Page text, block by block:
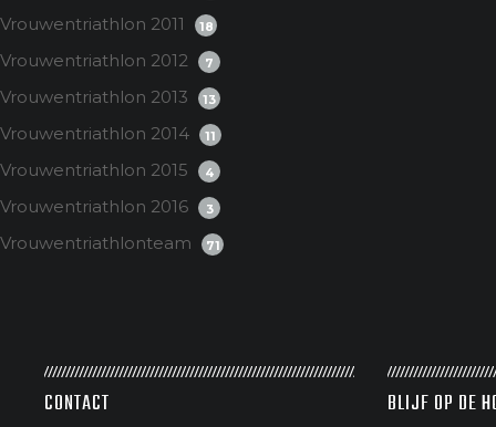
Vrouwentriathlon 2011 18
Vrouwentriathlon 2012 7
Vrouwentriathlon 2013 13
Vrouwentriathlon 2014 11
Vrouwentriathlon 2015 4
Vrouwentriathlon 2016 3
Vrouwentriathlonteam 71
CONTACT BLIJF OP DE